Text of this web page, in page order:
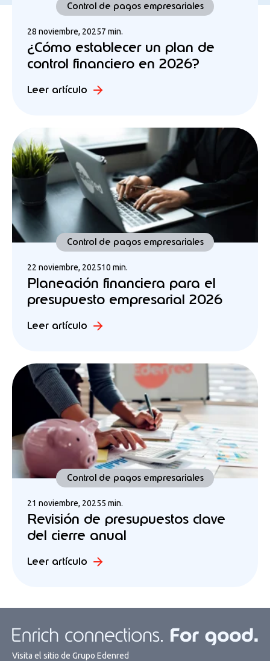
Control de pagos empresariales
28 noviembre, 20257 min.
¿Cómo establecer un plan de
control financiero en 2026?
Leer artículo
Control de pagos empresariales
22 noviembre, 202510 min.
Planeación financiera para el
presupuesto empresarial 2026
Leer artículo
Control de pagos empresariales
21 noviembre, 20255 min.
Revisión de presupuestos clave
del cierre anual
Leer artículo
Visita el sitio de Grupo Edenred